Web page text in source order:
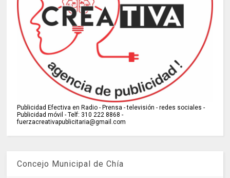
Publicidad Efectiva en Radio - Prensa - televisión - redes sociales -
Publicidad móvil - Telf: 310 222 8868 -
fuerzacreativapublicitaria@gmail.com
Concejo Municipal de Chía